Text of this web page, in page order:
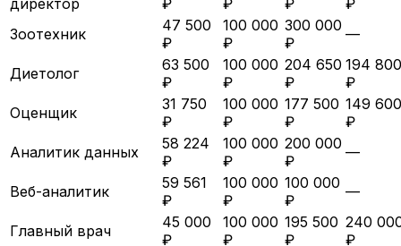
Зоотехник
47 500
₽
100 000
₽
300 000
₽
—
Диетолог
63 500
₽
100 000
₽
204 650
₽
194 800
₽
Оценщик
31 750
₽
100 000
₽
177 500
₽
149 600
₽
Аналитик данных
58 224
₽
100 000
₽
200 000
₽
—
Веб-аналитик
59 561
₽
100 000
₽
100 000
₽
—
Главный врач
45 000
₽
100 000
₽
195 500
₽
240
₽